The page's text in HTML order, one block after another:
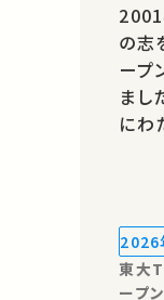
の志
ープ
まし
にわ
2026
東大
ープ